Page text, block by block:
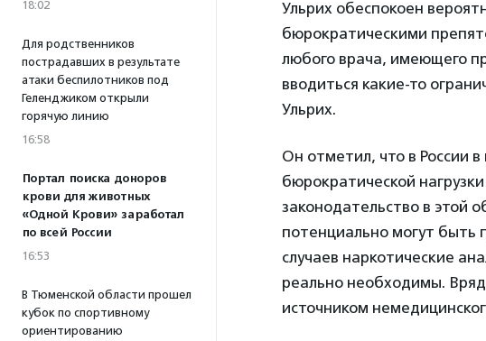
18:02
Для родственников
пострадавших в результате
атаки беспилотников под
Геленджиком открыли
горячую линию
16:58
Портал поиска доноров
крови для животных
«Одной Крови» заработал
по всей России
16:53
В Тюменской области прошел
кубок по спортивному
ориентированию
Ульрих обеспокоен
бюрократическими
любого врача, имеющего
вводиться какие-то
Ульрих.
Он отметил, что в России
бюрократической
законодательство в этой
потенциально могут быть
случаев наркотические
реально необходимы.
источником